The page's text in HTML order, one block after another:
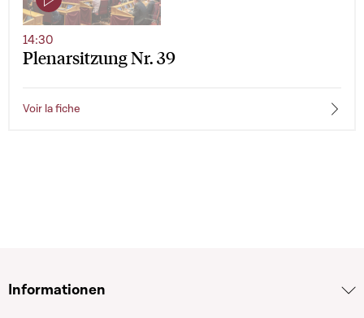
Plenarsitzung Nr. 39
14:30
Voir la fiche
Informationen